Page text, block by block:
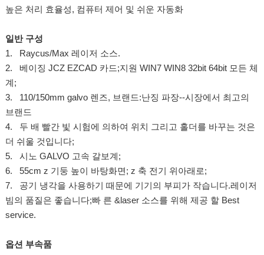
높은 처리 효율성, 컴퓨터 제어 및 쉬운 자동화
일반 구성
1. Raycus/Max 레이저 소스.
2. 베이징 JCZ EZCAD 카드;지원 WIN7 WIN8 32bit 64bit 모든 체
계;
3. 110/150mm galvo 렌즈, 브랜드:난징 파장--시장에서 최고의
브랜드
4. 두 배 빨간 빛 시험에 의하여 위치 그리고 홀더를 바꾸는 것은
더 쉬울 것입니다;
5. 시노 GALVO 고속 갈보계;
6. 55cm z 기둥 높이 바탕화면; z 축 전기 위아래로;
7. 공기 냉각을 사용하기 때문에 기기의 부피가 작습니다.레이저
빔의 품질은 좋습니다;빠 른 &laser 소스를 위해 제공 할 Best
service.
옵션 부속품